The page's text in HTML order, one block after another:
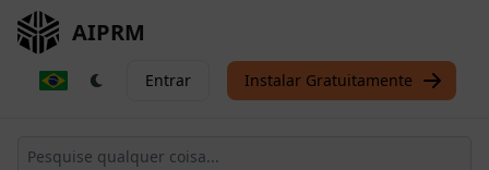
AIPRM
Entrar Instalar Gratuitamente